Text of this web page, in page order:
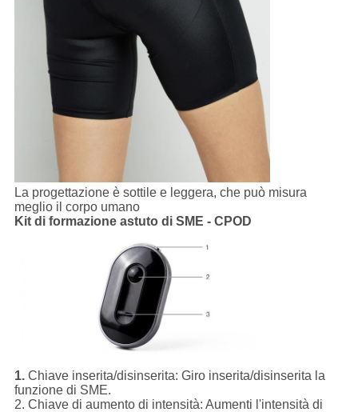
La progettazione è sottile e leggera, che può misura
meglio il corpo umano
Kit di formazione astuto di SME - CPOD
1. Chiave inserita/disinserita: Giro inserita/disinserita la
funzione di SME.
2. Chiave di aumento di intensità: Aumenti l'intensità di